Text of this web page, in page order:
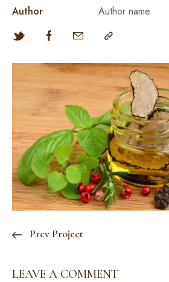
Author
Author name
Prev Project
LEAVE A COMMENT